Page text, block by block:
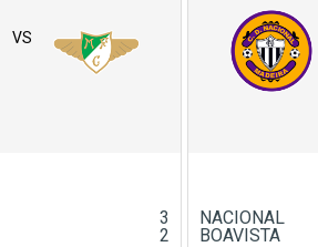
VS
3
2
NACIONAL
BOAVISTA